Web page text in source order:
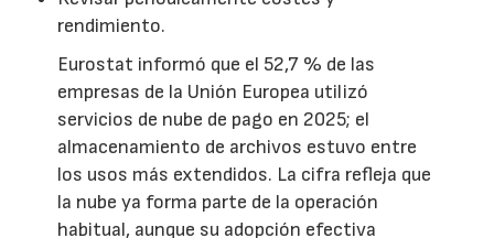
rendimiento.
Eurostat informó que el 52,7 % de las
empresas de la Unión Europea utilizó
servicios de nube de pago en 2025; el
almacenamiento de archivos estuvo entre
los usos más extendidos. La cifra refleja que
la nube ya forma parte de la operación
habitual, aunque su adopción efectiva